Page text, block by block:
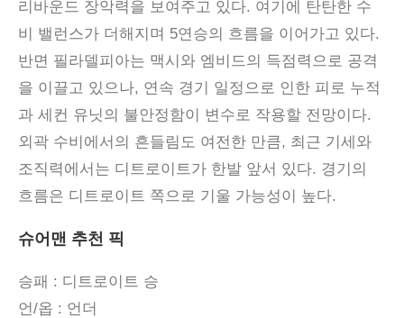
리바운드 장악력을 보여주고 있다. 여기에 탄탄한 수
비 밸런스가 더해지며 5연승의 흐름을 이어가고 있다.
반면 필라델피아는 맥시와 엠비드의 득점력으로 공격
을 이끌고 있으나, 연속 경기 일정으로 인한 피로 누적
과 세컨 유닛의 불안정함이 변수로 작용할 전망이다.
외곽 수비에서의 흔들림도 여전한 만큼, 최근 기세와
조직력에서는 디트로이트가 한발 앞서 있다. 경기의
흐름은 디트로이트 쪽으로 기울 가능성이 높다.
슈어맨 추천 픽
승패 : 디트로이트 승
언/옵 : 언더